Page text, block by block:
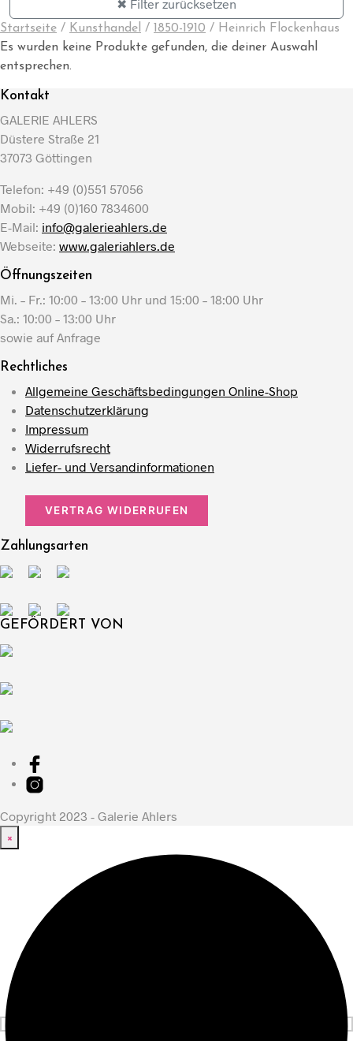
✖ Filter zurücksetzen
Startseite / Kunsthandel / 1850-1910 / Heinrich Flockenhaus
Es wurden keine Produkte gefunden, die deiner Auswahl
entsprechen.
Kontakt
GALERIE AHLERS
Düstere Straße 21
37073 Göttingen
Telefon: +49 (0)551 57056
Mobil: +49 (0)160 7834600
E-Mail: info@galerieahlers.de
Webseite: www.galeriahlers.de
Öffnungszeiten
Mi. – Fr.: 10:00 – 13:00 Uhr und 15:00 – 18:00 Uhr
Sa.: 10:00 – 13:00 Uhr
sowie auf Anfrage
Rechtliches
Allgemeine Geschäftsbedingungen Online-Shop
Datenschutzerklärung
Impressum
Widerrufsrecht
Liefer- und Versandinformationen
VERTRAG WIDERRUFEN
Zahlungsarten
GEFÖRDERT VON
Copyright 2023 - Galerie Ahlers
×